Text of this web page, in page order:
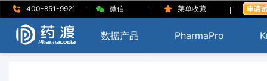
400-851-9921 | 微信 | 菜单收藏 |
数据产品 PharmaPro